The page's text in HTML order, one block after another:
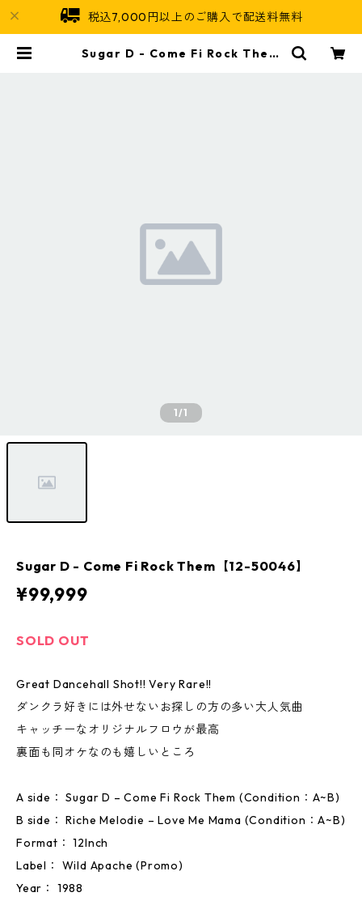
税込7,000円以上のご購入で配送料無料
Sugar D - Come Fi Rock Them
1/1
Sugar D - Come Fi Rock Them【12-50046】
¥99,999
SOLD OUT
Great Dancehall Shot!! Very Rare!!
ダンクラ好きには外せないお探しの方の多い大人気曲
キャッチーなオリジナルフロウが最高
裏面も同オケなのも嬉しいところ
A side： Sugar D – Come Fi Rock Them (Condition：A~B)
B side： Riche Melodie – Love Me Mama (Condition：A~B)
Format： 12Inch
Label： Wild Apache (Promo)
Year： 1988